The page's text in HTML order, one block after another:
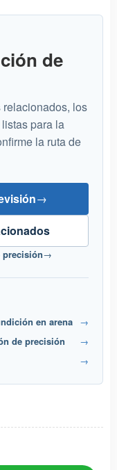
de
los
para la
la ruta de
→
precisión→
en arena →
de precisión
→
→